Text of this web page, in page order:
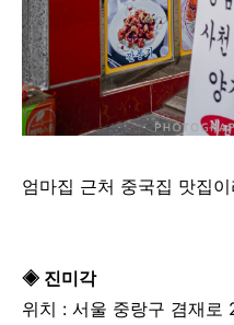
엄마집 근처 중국집 맛집
◈ 진미각
위치 : 서울 중랑구 겸재로